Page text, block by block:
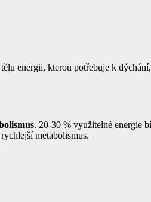
energii, kterou potřebuje k
. 20-30 % využitelné energie
metabolismus.